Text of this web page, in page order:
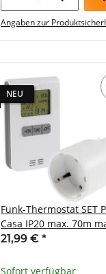
Angaben zur
NEU
Funk-Thermostat SET
Casa IP20 max. 70m
2300W
21,99 € *
Sofort verfügbar